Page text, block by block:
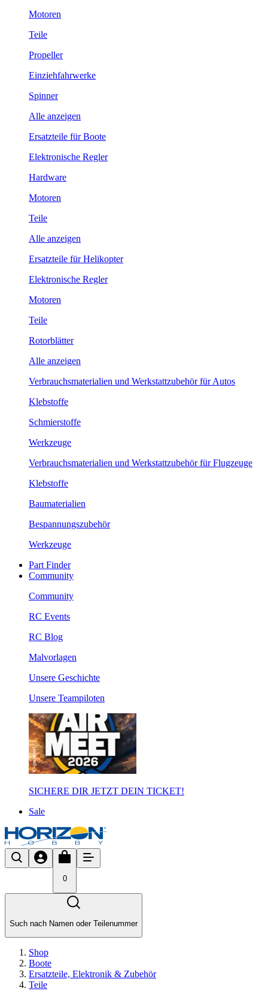
Motoren
Teile
Propeller
Einziehfahrwerke
Spinner
Alle anzeigen
Ersatzteile für Boote
Elektronische Regler
Hardware
Motoren
Teile
Alle anzeigen
Ersatzteile für Helikopter
Elektronische Regler
Motoren
Teile
Rotorblätter
Alle anzeigen
Verbrauchsmaterialien und Werkstattzubehör für Autos
Klebstoffe
Schmierstoffe
Werkzeuge
Verbrauchsmaterialien und Werkstattzubehör für Flugzeuge
Klebstoffe
Baumaterialien
Bespannungszubehör
Werkzeuge
Part Finder
Community
Community
RC Events
RC Blog
Malvorlagen
Unsere Geschichte
Unsere Teampiloten
SICHERE DIR JETZT DEIN TICKET!
Sale
0
Such nach Namen oder Teilenummer
Shop
Boote
Ersatzteile, Elektronik & Zubehör
Teile